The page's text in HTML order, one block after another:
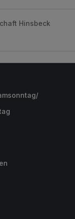
Hinsbeck